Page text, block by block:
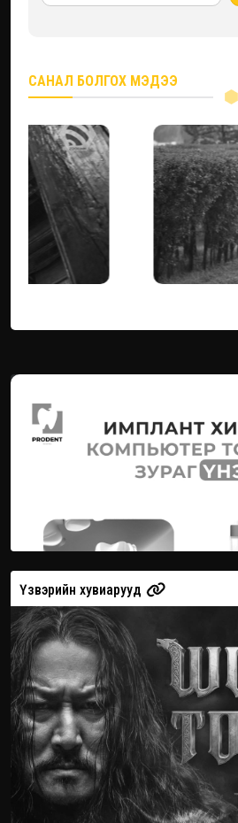
САНАЛ БОЛГОХ МЭДЭЭ
Үзвэрийн хувиарууд